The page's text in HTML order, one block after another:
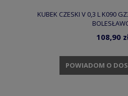
KUBEK CZESKI V 0,3 L K090
108,90
POWIADOM O